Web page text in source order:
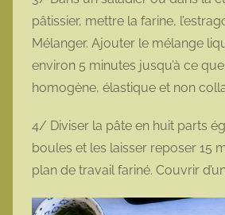
pâtissier, mettre la farine,
Mélanger. Ajouter le mélange
environ 5 minutes jusqu’à ce
homogène, élastique et non
4/ Diviser la pâte en huit parts
boules et les laisser reposer 15
plan de travail fariné. Couvrir